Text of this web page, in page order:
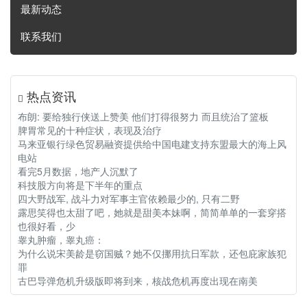
最新动态
联系我们
热点资讯
布朗: 要给独行侠送上赞美 他们打得很努力 而且统治了篮板
脾胃常见的十种症状，表现及治疗
马来亚银行绿色贸易融资提供给中国电建支持东盟最大的海上风
电站
看完5月数据，地产人沉默了
科技股方向将是下半年的重点
四大野战军, 战斗力对军事主官依赖最少的, 只有二野
露思笑得也太甜了吧，她就是甜美本妹啊，简简单单的一套穿搭
也很好看，少
睾丸肿瘤，睾丸癌：
为什么说宋美龄是窃国贼？她不仅挪用抗日军款，还包庇家族犯
罪
古巴导弹危机升级版即将到来，核战危机再度出现在南美